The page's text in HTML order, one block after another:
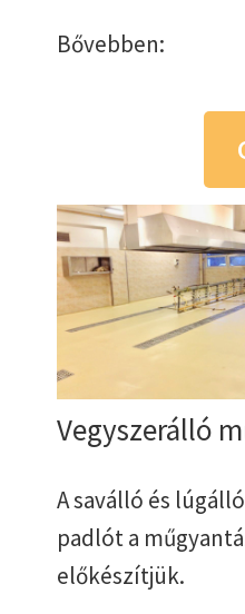
Bővebben:
Vegyszerálló
A saválló és
padlót a
előkészítjük.